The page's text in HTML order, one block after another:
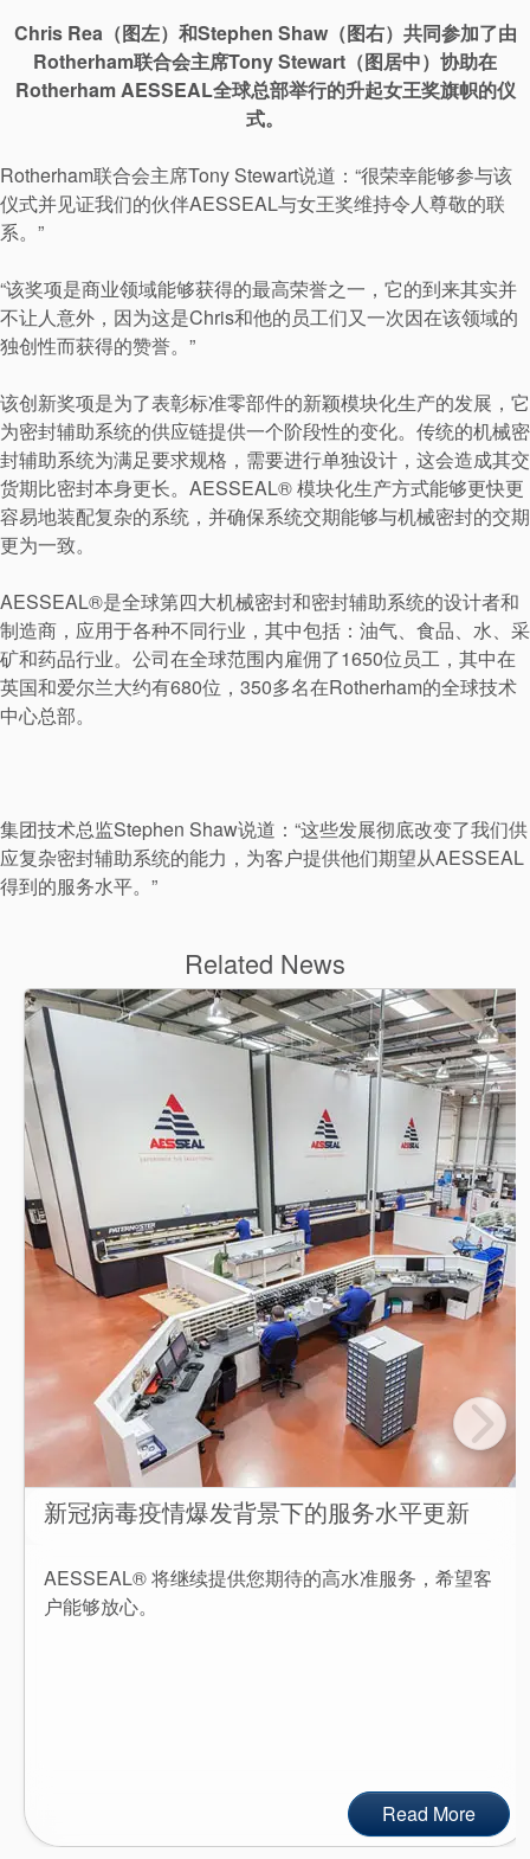
联系我们
地点
可持续发展
学院
视频
Chris Rea（图左）和Stephen Shaw（图右）共同参加了由
Rotherham联合会主席Tony Stewart（图居中）协助在
Rotherham AESSEAL全球总部举行的升起女王奖旗帜的仪
式。
Rotherham联合会主席Tony Stewart说道：“很荣幸能够参与该
仪式并见证我们的伙伴AESSEAL与女王奖维持令人尊敬的联
系。”
“该奖项是商业领域能够获得的最高荣誉之一，它的到来其实并
不让人意外，因为这是Chris和他的员工们又一次因在该领域的
独创性而获得的赞誉。”
该创新奖项是为了表彰标准零部件的新颖模块化生产的发展，它
为密封辅助系统的供应链提供一个阶段性的变化。传统的机械密
封辅助系统为满足要求规格，需要进行单独设计，这会造成其交
货期比密封本身更长。AESSEAL® 模块化生产方式能够更快更
容易地装配复杂的系统，并确保系统交期能够与机械密封的交期
更为一致。
AESSEAL®是全球第四大机械密封和密封辅助系统的设计者和
制造商，应用于各种不同行业，其中包括：油气、食品、水、采
矿和药品行业。公司在全球范围内雇佣了1650位员工，其中在
英国和爱尔兰大约有680位，350多名在Rotherham的全球技术
中心总部。
集团技术总监Stephen Shaw说道：“这些发展彻底改变了我们供
应复杂密封辅助系统的能力，为客户提供他们期望从AESSEAL
得到的服务水平。”
Related News
新冠病毒疫情爆发背景下的服务水平更新
AESSEAL® 将继续提供您期待的高水准服务，希望客
户能够放心。
Read More